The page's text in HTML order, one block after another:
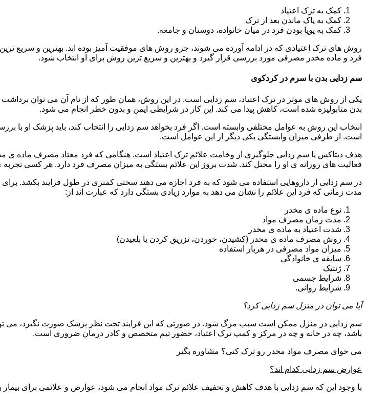
کمک به ترک اعتیاد
کمک به پاک ماندن بعد از ترک
کمک به پویا بودن فرد در میان خانواده، دوستان و جامعه.
روش های ترک اعتیادی که در ادامه آورده می شوند، جزو روش های موفقیت آمیز بوده اند. بهترین و سریع
فرد و ماده مخدر مصرفی مورد بررسی قرار گیرد و بهترین و سریع ترین روش برای او انتخاب شود.
سم زدایی بدن با سرم در کردکوی
یکی از روش های موثر در ترک اعتیاد، سم زدایی است. در این روش، همان طور که از نام آن می توان برداشت
بدن متابولیزه شده است، کاهش پیدا می کند. این کار در شرایطی ایمن و بدون خطر انجام می شود.
انتخاب این روش به عوامل مختلفی وابسته است. اگر فرد بخواهد سم زدایی را انتخاب کند، باید پزشک او با
است. از طرفی میزان وابستگی یکی دیگر از این عوامل است.
هدف دیتاکس یا سم زدایی جلوگیری از وخامت علائم ترک اعتیاد است. هنگامی که فرد معتاد مصرف ماده ی
فعالیت های روزانه ی او را مختل کند. شدت بروز این علائم بستگی به میزان مصرف فرد دارد. هر کسی تجربه
در سم زدایی از داروهایی استفاده می شود که به فرد اجازه می دهند سختی کمتری در طول فرایند بکشد.
مدت زمانی که فرد این علائم را نشان می دهد به موارد زیادی بستگی دارد که عبارت اند از:
نوع ماده ی مخدر
مدت زمان مصرف مواد
شدت اعتیاد به ماده ی مخدر
روش مصرف ماده ی مخدر (کشیدن، خوردن، تزریق کردن یا بلعیدن)
میزان مواد مصرفی در هربار استفاده
سابقه ی خانوادگی
ژنتیک
شرایط جسمی
شرایط روانی.
آیا می توان در منزل سم زدایی کرد؟
سم زدایی در منزل ممکن است سبب مرگ شود. در صورتی که این فرایند تحت نظر پزشک صورت نگیرد، می
باشد، چه در خانه و چه در مرکز و کمپ ترک اعتیاد، حضور تیم متخصص و کادر درمان ضروری است.
می خوای مصرف مواد مخدر رو ترک کنی؟ مشاوره بگیر
عوارض سم زدایی کدام اند؟
با وجود این که سم زدایی با هدف کاهش و تخفیف علائم ترک مواد انجام می شود، عوارض و علائمی برای بیمار